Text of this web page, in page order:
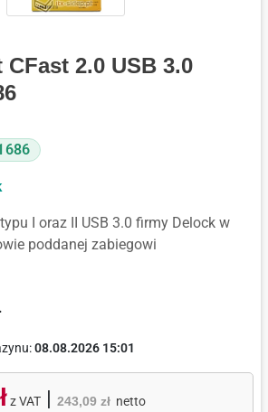
2.0 USB 3.0
I oraz II USB 3.0 firmy Delock w
poddanej zabiegowi
08.08.2026 15:01
z VAT| 243,09 zł netto